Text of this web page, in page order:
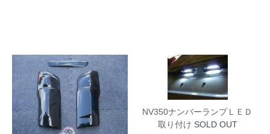
NV350ナンバーランプＬＥＤ
取り付け SOLD OUT